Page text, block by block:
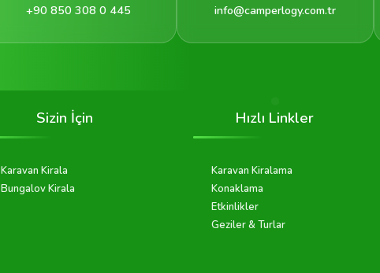
+90 850 308 0 445 info@camperlogy.com.tr
Sizin İçin
Karavan Kirala
Bungalov Kirala
Hızlı Linkler
Karavan Kiralama
Konaklama
Etkinlikler
Geziler & Turlar